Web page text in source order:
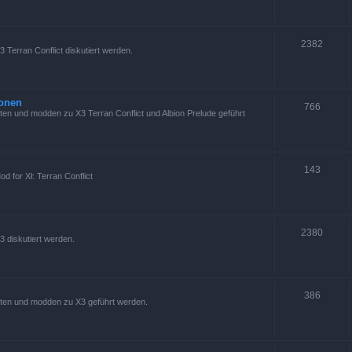
Terran Conflict diskutiert werden.
2382
und modden zu X3 Terran Conflict und Albion Prelude geführt
766
for Xł: Terran Conflict
143
diskutiert werden.
2380
und modden zu X3 geführt werden.
386